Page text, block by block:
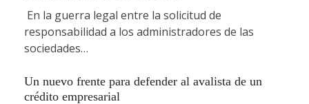
En la guerra legal entre la solicitud de
responsabilidad a los administradores de las
sociedades…
Un nuevo frente para defender al avalista de un
crédito empresarial